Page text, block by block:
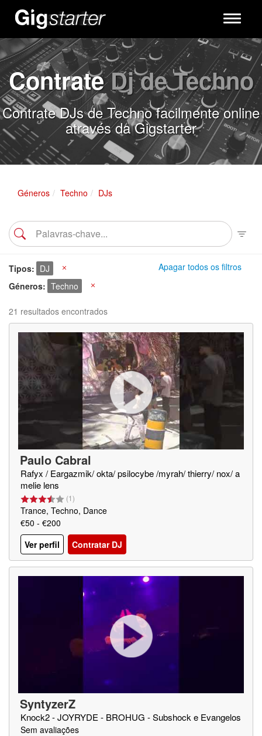
Toggle
ContrateDj de Techno
Contrate DJs de Techno facilmente online
através da Gigstarter
Géneros Techno DJs
Apagar todos os filtros
Tipos DJ
Géneros
Techno
21 resultados encontrados
Paulo Cabral
Rafyx / Eargazmik/ okta/ psilocybe /myrah/ thierry/ nox/ a
melie lens
(1)
Trance, Techno, Dance
€50 - €200
Ver perfil
Contratar DJ
SyntyzerZ
Knock2 - JOYRYDE - BROHUG - Subshock e Evangelos
Sem avaliações